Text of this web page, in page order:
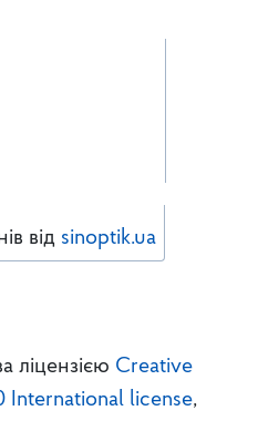
від sinoptik.ua
ліцензією Creative
International license,